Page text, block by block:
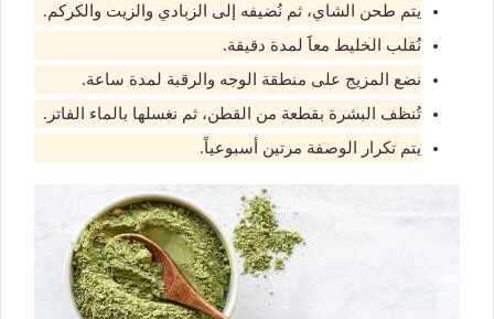
يتم طحن الشاي، ثم نُضيفه إلى الزبادي والزيت والكركم.
نُقلب الخليط معاََ لمدة دقيقة.
نضع المزيج على منطقة الوجه والرقبة لمدة ساعة.
تُنظف البشرة بقطعة من القطن، ثم نغسلها بالماء الفاتر.
يتم تكرار الوصفة مرتين أسبوعياً.